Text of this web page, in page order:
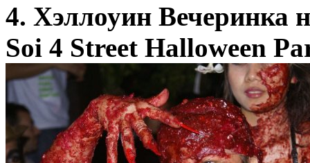
4. Хэллоуин Вечеринка
Soi 4 Street Halloween